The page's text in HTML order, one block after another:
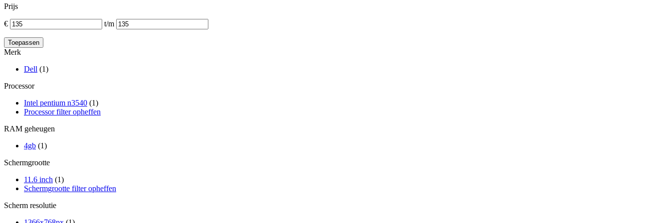
Prijs
€ t/m
Merk
Dell (1)
Processor
Intel pentium n3540 (1)
Processor filter opheffen
RAM geheugen
4gb (1)
Schermgrootte
11.6 inch (1)
Schermgrootte filter opheffen
Scherm resolutie